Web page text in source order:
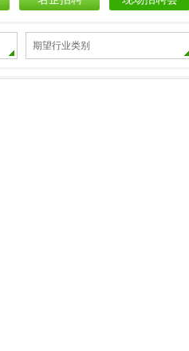
期望行业类别